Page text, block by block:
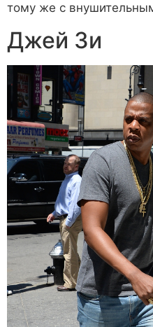
тому же с
Джей Зи